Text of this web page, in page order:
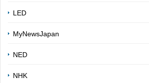
LED
MyNewsJapan
NED
NHK